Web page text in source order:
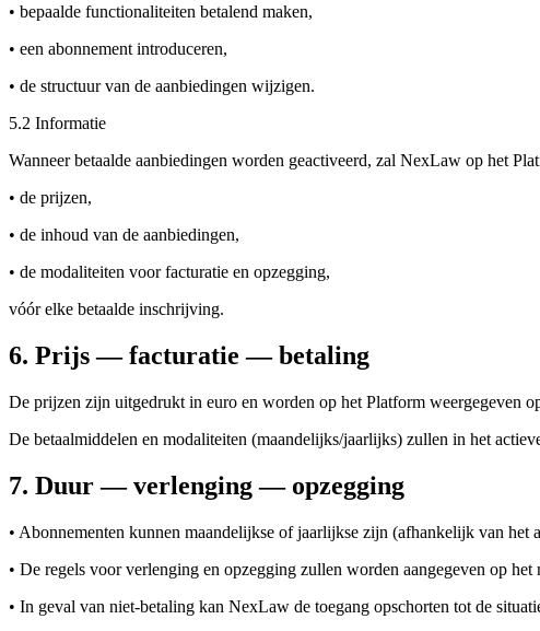
• bepaalde functionaliteiten betalend maken,
• een abonnement introduceren,
• de structuur van de aanbiedingen wijzigen.
5.2 Informatie
Wanneer betaalde aanbiedingen worden geactiveerd, zal NexLaw op het
• de prijzen,
• de inhoud van de aanbiedingen,
• de modaliteiten voor facturatie en opzegging,
vóór elke betaalde inschrijving.
6. Prijs — facturatie — betaling
De prijzen zijn uitgedrukt in euro en worden op het Platform weergegeven
De betaalmiddelen en modaliteiten (maandelijks/jaarlijks) zullen in het
7. Duur — verlenging — opzegging
• Abonnementen kunnen maandelijkse of jaarlijkse zijn (afhankelijk van het
• De regels voor verlenging en opzegging zullen worden aangegeven op
• In geval van niet-betaling kan NexLaw de toegang opschorten tot de